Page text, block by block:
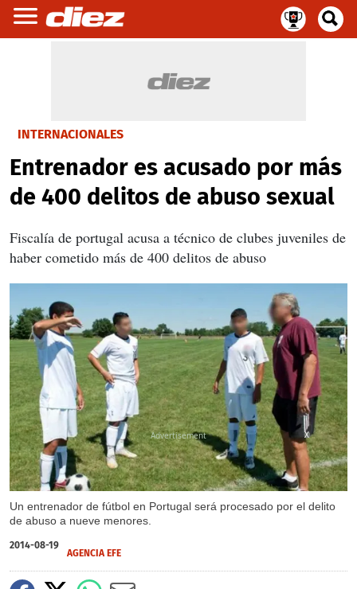
INTERNACIONALES
Entrenador es acusado por más
de 400 delitos de abuso sexual
Fiscalía de portugal acusa a técnico de clubes juveniles de
haber cometido más de 400 delitos de abuso
Un entrenador de fútbol en Portugal será procesado por el delito
de abuso a nueve menores.
X
2014-08-19
AGENCIA EFE